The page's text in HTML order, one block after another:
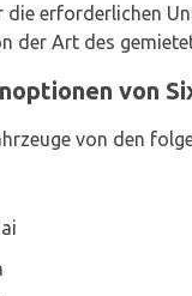
die erforderlichen
der Art des
von
von den